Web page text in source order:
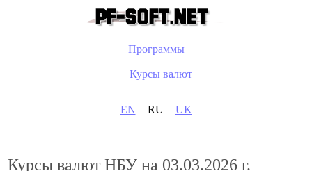
Программы
Курсы валют
EN RU UK
Курсы валют НБУ на 03.03.2026 г.